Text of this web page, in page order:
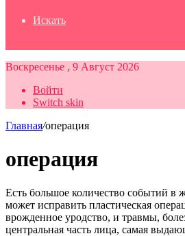
Искать
Воскресенье , 9 Август 2026
Войти
Switch skin
Главная/операция
операция
Есть большое количество событий в
может исправить пластическая
врожденное уродство, и травмы,
центральная часть лица, самая